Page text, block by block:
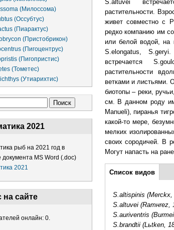
(Милоссома)
(Оссубтус)
(Пиарактус)
(Пристобрикон)
(Пигоцентрус)
(Пигопристис)
(Тометес)
(Утиарихтис)
2021
рыб на 2021 год в
MS Word (.doc)
2021
на сайте
онлайн: 0.
S.altuvei
растительности.
живет совместно с
редко компанию им
или белой водой, на
S.elongatus,
встречается
растительности
ветками и листьями.
биотопы – реки,
см. В данном роду
Manueli), пиранья
какой-то мере,
мелких
своих сородичей. В
Могут напасть на
Список видов
S.altispinis
S.altuvei (Ramнrez,
S.auriventris
S.brandtii (Lьtken,